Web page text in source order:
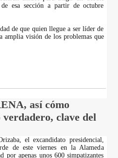
esa sección a partir de octubre
de que quien llegue a ser líder de
amplia visión de los problemas que
así cómo
verdadero, clave del
el excandidato presidencial,
de este viernes en la Alameda
por apenas unos 600 simpatizantes